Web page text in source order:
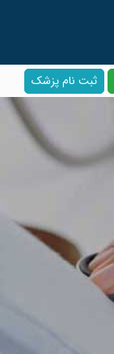
ثبت نام پزشک